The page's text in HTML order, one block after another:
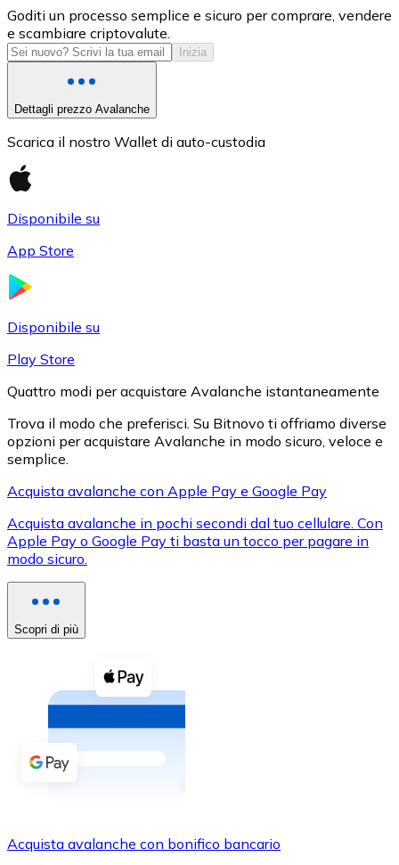
USD Coin
USDC
XRP
XRP
Vedi tutto
Buoni cripto
Acquista criptovalute in contanti e altri mezzi di
Acquista con contanti
Bonifico SEPA
Goditi un processo semplice e sicuro per comprare, vendere
e scambiare criptovalute.
Inizia
Dettagli prezzo Avalanche
Scarica il nostro Wallet di auto-custodia
Disponibile su
App Store
Disponibile su
Play Store
Quattro modi per acquistare Avalanche istantaneamente
Trova il modo che preferisci. Su Bitnovo ti offriamo diverse
opzioni per acquistare Avalanche in modo sicuro, veloce e
semplice.
Acquista avalanche con Apple Pay e Google Pay
Acquista avalanche in pochi secondi dal tuo cellulare. Con
Apple Pay o Google Pay ti basta un tocco per pagare in
modo sicuro.
Scopri di più
Acquista avalanche con bonifico bancario